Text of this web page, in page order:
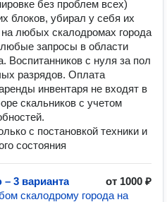
без проблем всех)
блоков, убирал у себя их
любых скалодромах города
запросы в области
Воспитанников с нуля за пол
разрядов. Оплата
инвентаря не входят в
скальников с учетом
с постановкой техники и
состояния
3 варианта
от 1000 ₽
скалодрому города на